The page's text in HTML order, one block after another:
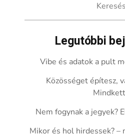
Legutóbbi
Vibe és adatok a pult
Közösséget építesz,
Nem fogynak a jegyek?
Mikor és hol hirdessek?